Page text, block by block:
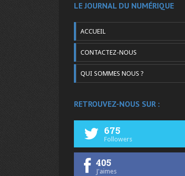
LE JOURNAL DU NUMÉRIQUE
ACCUEIL
CONTACTEZ-NOUS
QUI SOMMES NOUS ?
RETROUVEZ-NOUS SUR :
675
Followers
405
J'aimes